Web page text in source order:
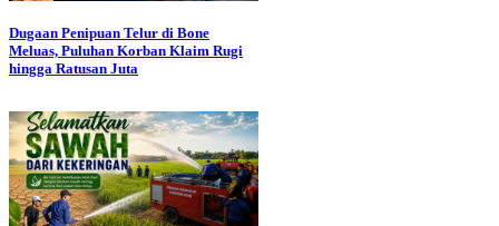
Dugaan Penipuan Telur di Bone
Meluas, Puluhan Korban Klaim Rugi
hingga Ratusan Juta